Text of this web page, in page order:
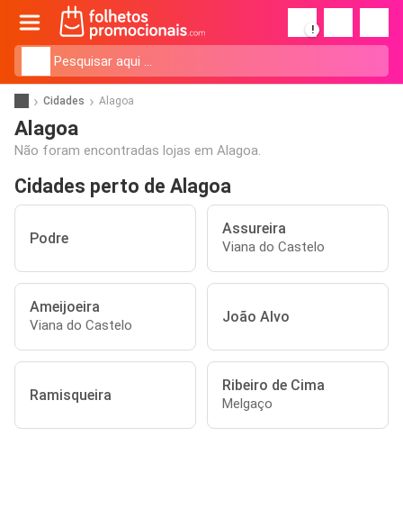
!
Cidades Alagoa
Alagoa
Não foram encontradas lojas em Alagoa.
Cidades perto de Alagoa
Podre
Assureira
Viana do Castelo
Ameijoeira
Viana do Castelo João Alvo
Ramisqueira
Ribeiro de Cima
Melgaço